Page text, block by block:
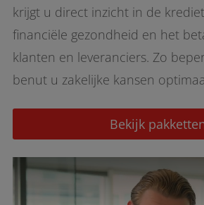
krijgt u direct inzicht in de
financiële gezondheid en het
klanten en leveranciers. Zo
benut u zakelijke kansen
Bekijk